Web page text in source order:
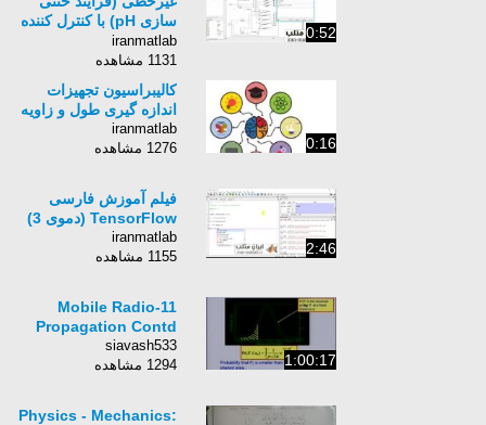
0:52
سازی pH) با کنترل کننده
منطق فازی
iranmatlab
1131 مشاهده
0:16
کالیبراسیون تجهیزات
اندازه گیری طول و زاویه
iranmatlab
1276 مشاهده
2:46
فیلم آموزش فارسی
TensorFlow (دموی 3)
iranmatlab
1155 مشاهده
1:00:17
11-Mobile Radio
Propagation Contd
siavash533
1294 مشاهده
Physics - Mechanics: